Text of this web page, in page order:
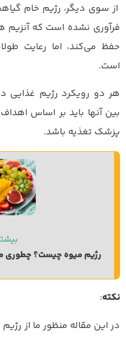
از سوی دیگر، رژیم خام
فرآوری نشده است که آنزیم
حفظ می‌کند، اما رعایت
است.
هر دو رویکرد رژیم غذایی
بین آنها باید بر اساس
پزشک تغذیه باشد.
رژیم میوه چیست؟ چطوری می‌توانیم با رژیم میوه لاغر
نکته:
در این مقاله منظور ما از